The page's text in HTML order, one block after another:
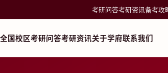
考研问答考研资讯备考攻
全国校区考研问答考研资讯关于学府联系我们